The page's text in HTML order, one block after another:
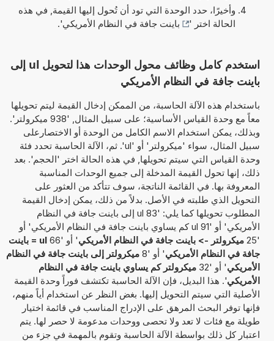
وأخيرًا، حدد الوحدة التي تود أن تُحول إليها القيمة, في هذه
الحالة اختر '
باينت جافة في النظام الأمريكي'.
استخدم كامل وظائف محول الوحدات هذا لتحويل ul إلى
باينت جافة في النظام الأمريكي
باستخدام هذه الآلة الحاسبة، من الممكن إدخال القيمة ليتم تحويلها
معاً مع وحدة القياس الأساسية؛ على سبيل المثال, '938 ميكرولتر'.
وبذلك، يمكن استخدام الاسم الكامل من الوحدة أو الاختصارعلى
سبيل المثال، سواء 'ميكرولتر' أو 'ul'. ثم، الآلة الحاسبة تحدد فئة
وحدة القياس التي سيتم تحويلها, في هذه الحالة اختر 'الحجم'. بعد
ذلك، إنها تحول القيمة المدخلة إلى جميع الوحدات المناسبة
المعروفة بها. في القائمة الناتجة، سوف تتأكد من العثور على
التحويل الذي طلبته في الأصل. بدلاً من ذلك، يمكن إدخال القيمة
المطلوب تحويلها كما يلي: '83 ul إلى باينت جافة في النظام
الأمريكي' أو '91 ul كم يساوي باينت جافة في النظام الأمريكي' أو
'25
ميكرولتر -> باينت جافة في النظام الأمريكي' أو '66
ul = باينت
جافة في النظام الأمريكي' أو '8
ميكرولتر إلى باينت جافة في النظام
الأمريكي' أو '32
ميكرولتر كم يساوي باينت جافة في النظام
الأمريكي'. هذا البديل، فإن الآلة الحاسبة تكتشف فوراً وحدة القيمة
الأصلية التي سيتم التحويل إليها. بغض النظر عن استخدام أياً منهم،
فإنها توفر البحث المرهق على الإدراج المناسب في قائمة اختيار
طويلة مع فئات لا تعد ولا تحصى ووحدات مدعومة لا حصر لها. يتم
اعتبار كل ذلك بواسطة الآلة الحاسبة وتقوم بالمهمة في جزء من